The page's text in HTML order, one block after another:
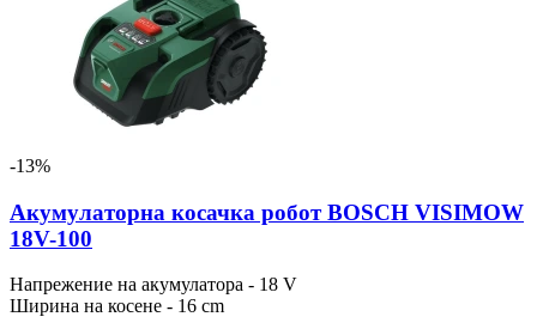
-13%
Акумулаторна косачка робот BOSCH VISIMOW
18V-100
Напрежение на акумулатора - 18 V
Ширина на косене - 16 cm